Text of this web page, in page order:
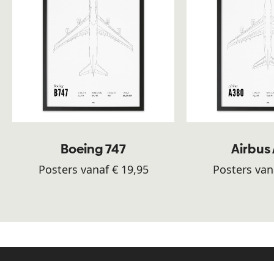
Boeing 747
Posters vanaf € 19,95
Airbus
Posters